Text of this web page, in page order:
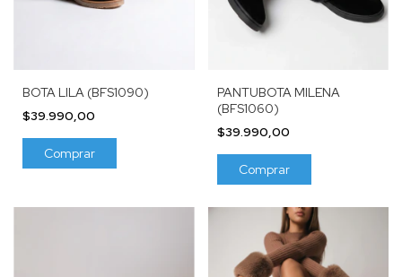
BOTA LILA (BFS1090)
$39.990,00
Comprar
PANTUBOTA MILENA
(BFS1060)
$39.990,00
Comprar